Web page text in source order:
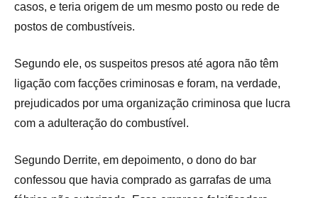
casos, e teria origem de um mesmo posto ou rede de
postos de combustíveis.
Segundo ele, os suspeitos presos até agora não têm
ligação com facções criminosas e foram, na verdade,
prejudicados por uma organização criminosa que lucra
com a adulteração do combustível.
Segundo Derrite, em depoimento, o dono do bar
confessou que havia comprado as garrafas de uma